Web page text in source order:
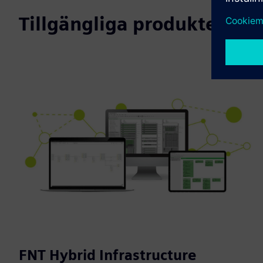
Tillgängliga produkter
FNT Hybrid Infrastructure